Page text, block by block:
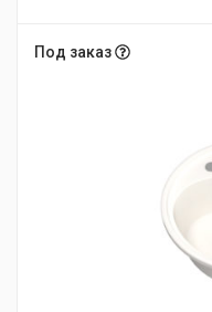
Под заказ